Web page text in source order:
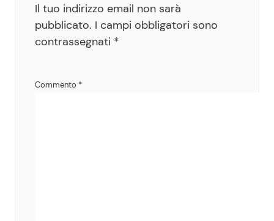
Il tuo indirizzo email non sarà
pubblicato. I campi obbligatori sono
contrassegnati *
Commento *